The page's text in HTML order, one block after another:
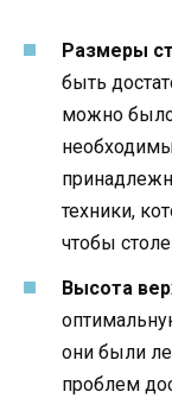
Размеры
быть
можно было
техники,
чтобы
Высота
они были
проблем